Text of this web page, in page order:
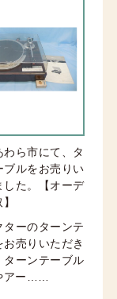
わら市にて、タ
ブルをお売りい
した。【オーデ
ターのターンテ
お売りいただき
ターンテーブル
アー……